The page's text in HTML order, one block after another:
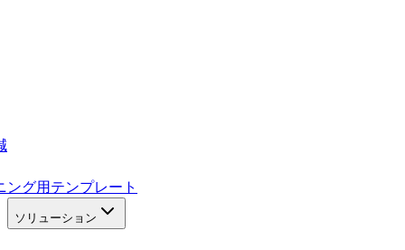
ング用テンプレート
ソリューション